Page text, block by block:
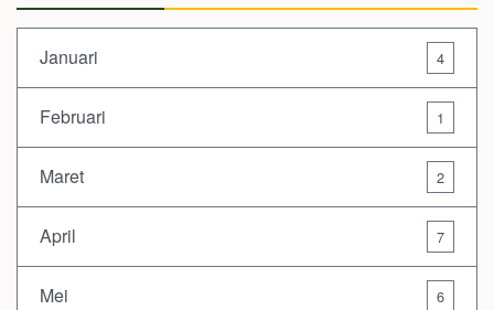
Januari 4
Februari 1
Maret 2
April 7
Mei 6